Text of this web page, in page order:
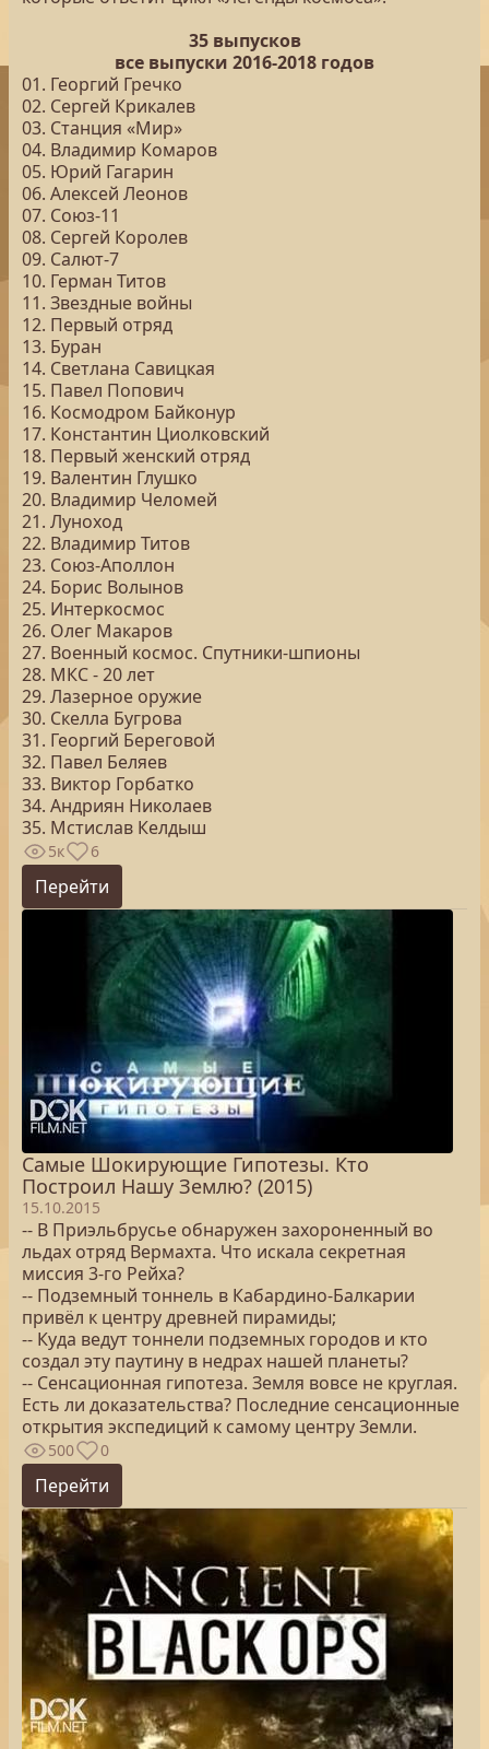
35 выпусков
все выпуски 2016-2018 годов
01. Георгий Гречко
02. Сергей Крикалев
03. Станция «Мир»
04. Владимир Комаров
05. Юрий Гагарин
06. Алексей Леонов
07. Союз-11
08. Сергей Королев
09. Салют-7
10. Герман Титов
11. Звездные войны
12. Первый отряд
13. Буран
14. Светлана Савицкая
15. Павел Попович
16. Космодром Байконур
17. Константин Циолковский
18. Первый женский отряд
19. Валентин Глушко
20. Владимир Челомей
21. Луноход
22. Владимир Титов
23. Союз-Аполлон
24. Борис Волынов
25. Интеркосмос
26. Олег Макаров
27. Военный космос. Спутники-шпионы
28. МКС - 20 лет
29. Лазерное оружие
30. Скелла Бугрова
31. Георгий Береговой
32. Павел Беляев
33. Виктор Горбатко
34. Андриян Николаев
35. Мстислав Келдыш
5к 6
Перейти
Самые Шокирующие Гипотезы. Кто
Построил Нашу Землю? (2015)
15.10.2015
-- В Приэльбрусье обнаружен захороненный во
льдах отряд Вермахта. Что искала секретная
миссия 3-го Рейха?
-- Подземный тоннель в Кабардино-Балкарии
привёл к центру древней пирамиды;
-- Куда ведут тоннели подземных городов и кто
создал эту паутину в недрах нашей планеты?
-- Сенсационная гипотеза. Земля вовсе не круглая.
Есть ли доказательства? Последние сенсационные
открытия экспедиций к самому центру Земли.
500 0
Перейти